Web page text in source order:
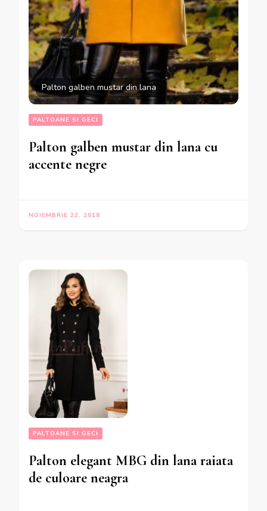
Palton galben mustar din lana
PALTOANE SI GECI
Palton galben mustar din lana cu
accente negre
NOIEMBRIE 22, 2018
PALTOANE SI GECI
Palton elegant MBG din lana raiata
de culoare neagra